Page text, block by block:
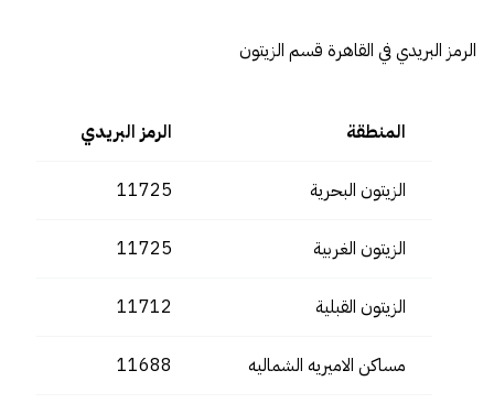
الرمز البريدي في القاهرة قسم الزيتون
المنطقة الرمز البريدي
الزيتون البحرية 11725
الزيتون الغربية 11725
الزيتون القبلية 11712
مساكن الاميريه الشماليه 11688